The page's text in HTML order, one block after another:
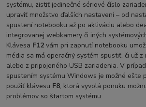
systému, zistiť jedinečné sériové číslo
upraviť množstvo ďalších nastavení – od
spustení notebooku až po aktiváciu alebo
integrovanej webkamery či iných
Klávesa F12 vám pri zapnutí notebooku
média sa má operačný systém spustiť, či už
alebo z pripojeného USB zariadenia. V
spustením systému Windows je možné ešte
použiť klávesu F8, ktorá vyvolá ponuku
problémov so štartom systému.